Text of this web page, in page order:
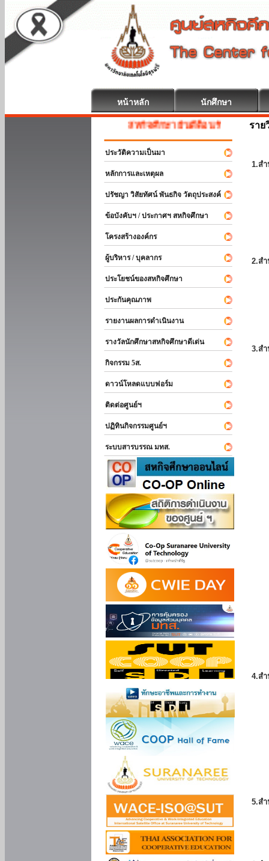
หน้าหลัก นักศึกษา
สหกิจศึกษา ยินดีต้อนรับ
ประวัติความเป็นมา
หลักการและเหตุผล
ปรัชญา วิสัยทัศน์ พันธกิจ วัตถุประสงค์
ข้อบังคับฯ / ประกาศฯ สหกิจศึกษา
โครงสร้างองค์กร
ผู้บริหาร / บุคลากร
ประโยชน์ของสหกิจศึกษา
ประกันคุณภาพ
รายงานผลการดำเนินงาน
รางวัลนักศึกษาสหกิจศึกษาดีเด่น
กิจกรรม 5ส.
ดาวน์โหลดแบบฟอร์ม
ติดต่อศูนย์ฯ
ปฏิทินกิจกรรมศูนย์ฯ
ระบบสารบรรณ มทส.
ราย
1.ส
2.ส
3.ส
4.ส
5.ส